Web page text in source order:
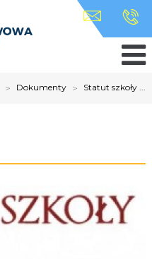
> Dokumenty > Statut szkoły ...